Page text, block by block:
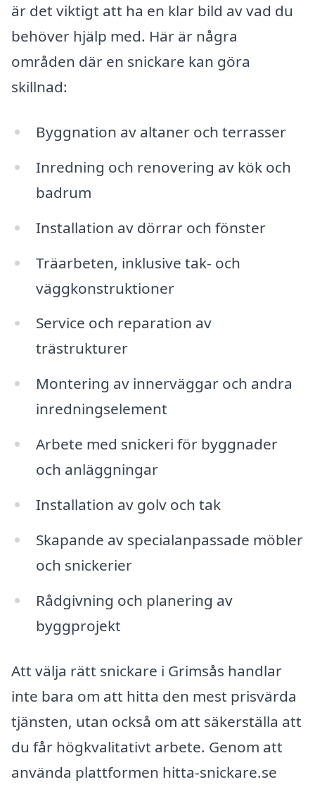
är det viktigt att ha en klar bild av vad du
behöver hjälp med. Här är några
områden där en snickare kan göra
skillnad:
Byggnation av altaner och terrasser
Inredning och renovering av kök och
badrum
Installation av dörrar och fönster
Träarbeten, inklusive tak- och
väggkonstruktioner
Service och reparation av
trästrukturer
Montering av innerväggar och andra
inredningselement
Arbete med snickeri för byggnader
och anläggningar
Installation av golv och tak
Skapande av specialanpassade möbler
och snickerier
Rådgivning och planering av
byggprojekt
Att välja rätt snickare i Grimsås handlar
inte bara om att hitta den mest prisvärda
tjänsten, utan också om att säkerställa att
du får högkvalitativt arbete. Genom att
använda plattformen hitta-snickare.se